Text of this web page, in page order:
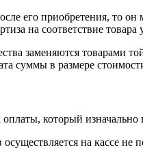
его приобретения, то
на соответствие
заменяются товарами
суммы в размере
который изначально
на кассе не